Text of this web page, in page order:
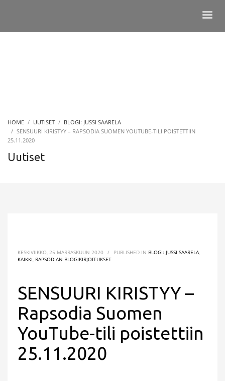
HOME UUTISET
BLOGI: JUSSI SAARELA
SENSUURI KIRISTYY – RAPSODIA SUOMEN YOUTUBE-TILI POISTETTIIN
25.11.2020
Uutiset
KESKIVIIKKO, 25 MARRASKUUN 2020 / PUBLISHED IN BLOGI: JUSSI SAARELA
KAIKKI RAPSODIAN BLOGIKIRJOITUKSET
SENSUURI KIRISTYY –
Rapsodia Suomen
YouTube-tili poistettiin
25.11.2020